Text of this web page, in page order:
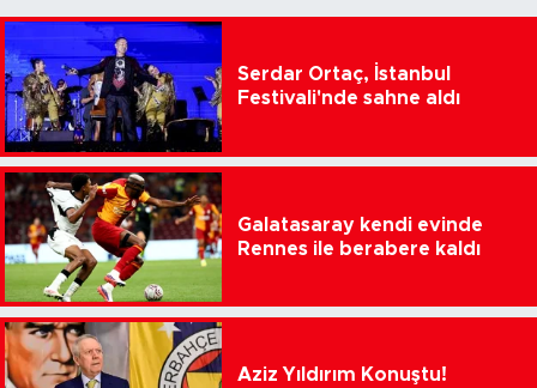
Serdar Ortaç, İstanbul
Festivali'nde sahne aldı
Galatasaray kendi evinde
Rennes ile berabere kaldı
Aziz Yıldırım Konuştu!